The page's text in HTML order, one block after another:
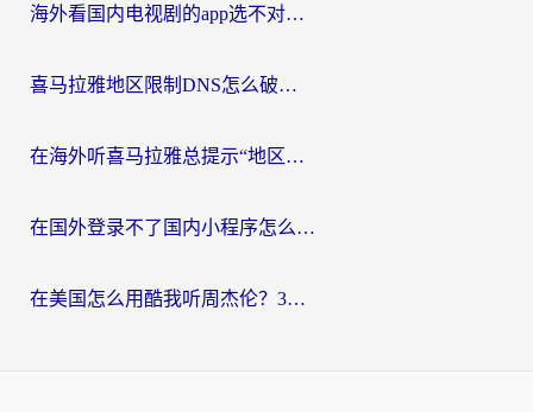
海外看国内电视剧的app选不对？这份回国加速器避坑指南帮你流畅追剧
喜马拉雅地区限制DNS怎么破？海外党听国内音乐听书的终极解决方案
在海外听喜马拉雅总提示“地区限制”？3步轻松解除+听国内音乐全攻略
在国外登录不了国内小程序怎么办？选对回国加速器，轻松解锁国内资源
在美国怎么用酷我听周杰伦？3步搞定海外听歌难题